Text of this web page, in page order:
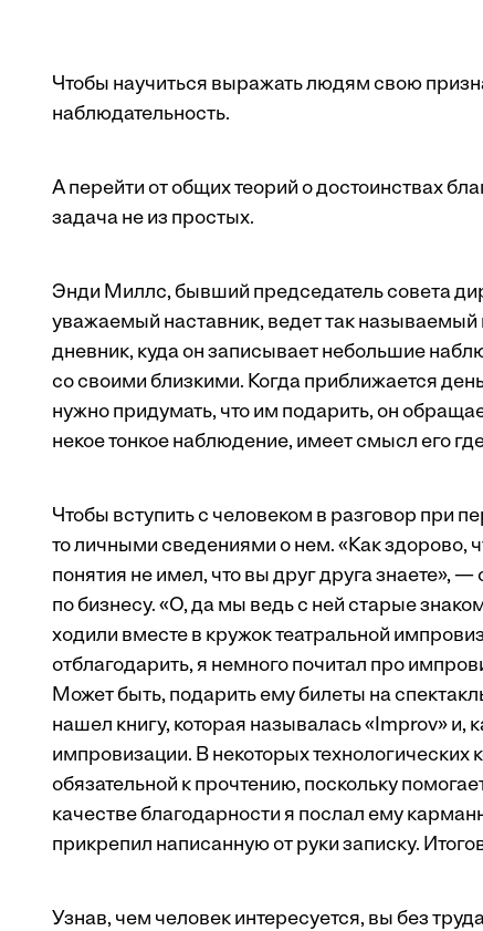
Чтобы научиться выражать людям свою
наблюдательность.
А перейти от общих теорий о достоинствах
задача не из простых.
Энди Миллс, бывший председатель совета
уважаемый наставник, ведет так
дневник, куда он записывает небольшие
со своими близкими. Когда приближается
нужно придумать, что им подарить, он
некое тонкое наблюдение, имеет смысл его
Чтобы вступить с человеком в разговор при
то личными сведениями о нем. «Как здорово,
понятия не имел, что вы друг друга знаете»,
по бизнесу. «О, да мы ведь с ней старые
ходили вместе в кружок театральной
отблагодарить, я немного почитал про
Может быть, подарить ему билеты на
нашел книгу, которая называлась «Improv» и,
импровизации. В некоторых технологических
обязательной к прочтению, поскольку
качестве благодарности я послал ему
прикрепил написанную от руки записку.
Узнав, чем человек интересуется, вы без